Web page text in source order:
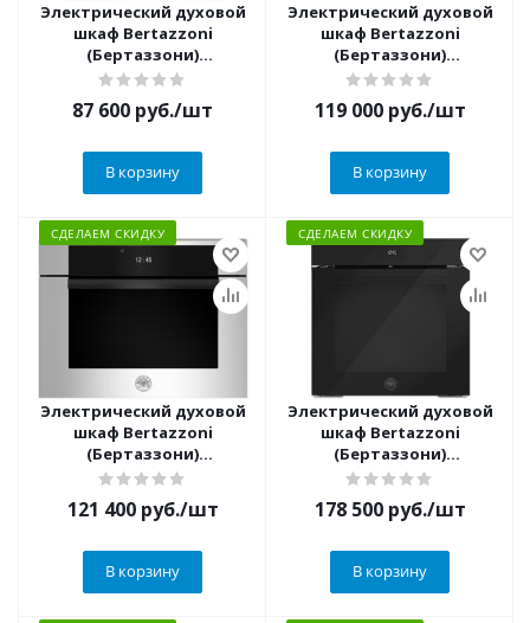
Электрический духовой
шкаф Bertazzoni
(Бертаззони)
F609MODESX
87 600 руб./шт
В корзину
Электрический духовой
шкаф Bertazzoni
(Бертаззони)
F457MODVTZ
119 000руб./шт
В корзину
СДЕЛАЕМ СКИДКУ
Электрический духовой
шкаф Bertazzoni
(Бертаззони)
F457MODVTX
121 400руб./шт
В корзину
СДЕЛАЕМ СКИДКУ
Электрический духовой
шкаф Bertazzoni
(Бертаззони)
FMOD6115ELB1
178 500руб./шт
В корзину